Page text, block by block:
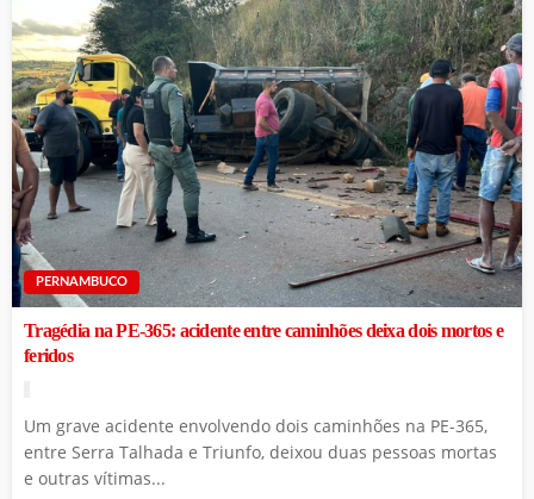
PERNAMBUCO
Tragédia na PE-365: acidente entre caminhões deixa dois mortos e
feridos
Um grave acidente envolvendo dois caminhões na PE-365,
entre Serra Talhada e Triunfo, deixou duas pessoas mortas
e outras vítimas...